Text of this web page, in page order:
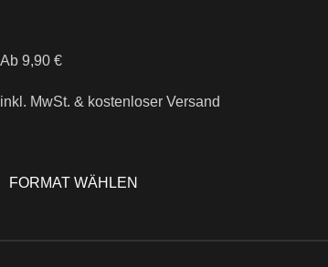
Ab 9,90 €
inkl. MwSt. & kostenloser Versand
FORMAT WÄHLEN